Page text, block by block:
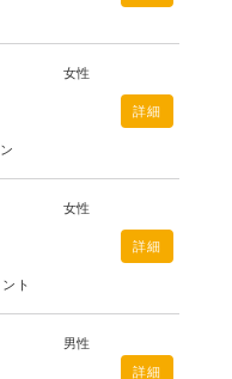
女性
詳細
女性
ト
詳細
男性
詳細